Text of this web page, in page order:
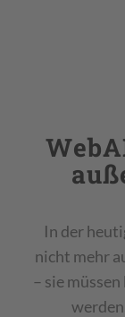
In der
nicht mehr
– sie